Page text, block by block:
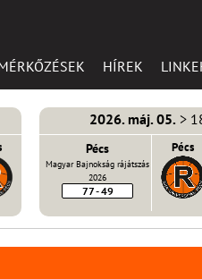
HÍREK
2026. máj. 05. >
Pécs
Magyar Bajnokság rájátszás
2026
77 - 49
Pécs